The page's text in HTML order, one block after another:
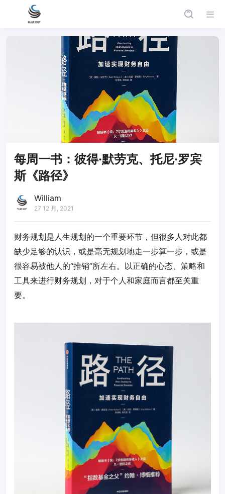
每周一书：彼得·默劳克、托尼·罗宾
斯《路径》
William
27 12 月, 2021
财务规划是人生规划的一个重要环节，但很多人对此都
缺少足够的认识，或是毫无规划地走一步算一步，或是
很容易被他人的“推销”所左右。以正确的心态、策略和
工具来进行财务规划，对于个人和家庭而言都至关重
要。